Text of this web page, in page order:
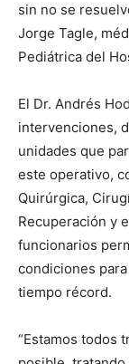
sin no se
Jorge Tagle,
Pediátrica del
El Dr. Andrés
intervenciones,
unidades que
este operativo,
Quirúrgica,
Recuperación y
funcionarios
condiciones
tiempo récord.
“Estamos todos